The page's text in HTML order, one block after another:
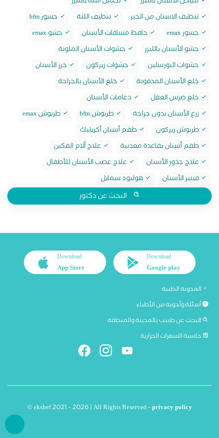
تنظيف الاسنان من الجير
تنظيف اللثة
جسور bfm
جسور emax
حافظ مسافات الأسنان
حشو emax
حشو الأسنان بالليزر
حشوات الأسنان الملونة
حشوات البورسلين
حشوات زيركون
خرز الأسنان
خلع الأسنان المدفونة
خلع الأسنان بالجراحة
خلع ضرس العقل
دعامات الأسنان
زرع الأسنان بدون جراحة
طربوش bfm
طربوش emax
طربوش زيركون
طقم أسنان أكريليك
طقم أسنان بقاعدة معدنية
علاج آلام الفكين
علاج جذور الأسنان
علاج عصب الأسنان للأطفال
فينير الأسنان
هوليود سمايل
البحث عن دكتور
Download
Google play
Download
App Store
المدونة الطبية
أسئلة وأجوبة من الأطباء
البحث عن طبيب بالمدينة والمنطقة
حاسبة السعرات الحرارية
© ekshef 2021 - 2026 | All Rights Reserved -privacy policy